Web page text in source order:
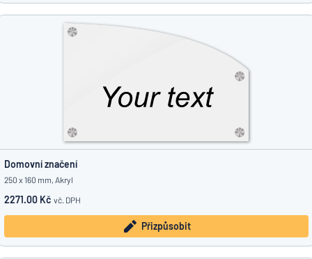
Domovní značení
250 x 160 mm, Akryl
2271.00 Kč vč. DPH
Přizpůsobit